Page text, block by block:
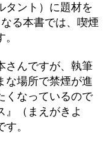
タント）に題材を
る本書では、喫煙
さんですが、執筆
な場所で禁煙が進
くなっているので
』（まえがきよ
。